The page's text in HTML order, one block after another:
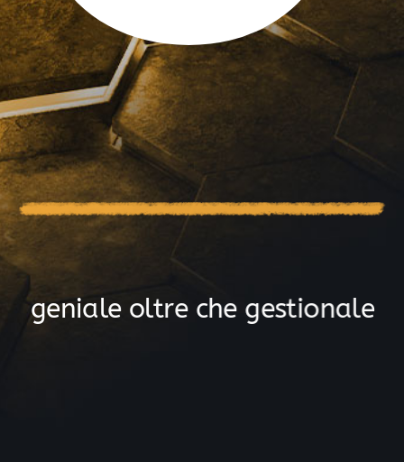
geniale oltre che gestionale